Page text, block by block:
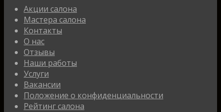
Акции салона
Мастера салона
Контакты
О нас
Отзывы
Наши работы
Услуги
Вакансии
Положение о конфиденциальности
Рейтинг салона